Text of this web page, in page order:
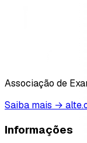
Associação de
Saiba mais →
Informações